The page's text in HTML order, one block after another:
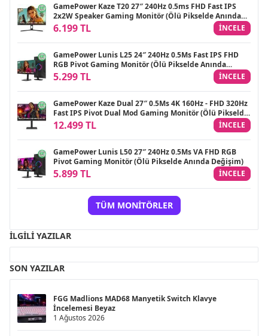
GamePower Kaze T20 27″ 240Hz 0.5ms FHD Fast IPS
2x2W Speaker Gaming Monitör (Ölü Pikselde Anında
Değişim)
6.199 TL INCELE
GamePower Lunis L25 24″ 240Hz 0.5Ms Fast IPS FHD
RGB Pivot Gaming Monitör (Ölü Pikselde Anında
Değişim)
5.299 TL INCELE
GamePower Kaze Dual 27″ 0.5Ms 4K 160Hz - FHD 320Hz
Fast IPS Pivot Dual Mod Gaming Monitör (Ölü Pikselde
Anında Değişim)
12.499 TL INCELE
GamePower Lunis L50 27″ 240Hz 0.5Ms VA FHD RGB
Pivot Gaming Monitör (Ölü Pikselde Anında Değişim)
5.899 TL INCELE
TÜM MONITÖRLER
İLGILI YAZILAR
SON YAZILAR
FGG Madlions MAD68 Manyetik Switch Klavye
İncelemesi Beyaz
1 Ağustos 2026